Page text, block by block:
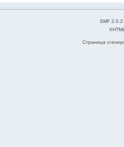
SMF 2.0.2
Страница